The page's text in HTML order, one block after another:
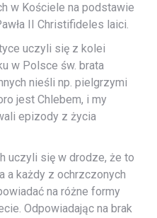
w Kościele na podstawie
II Christifideles laici.
uczyli się z kolei
w Polsce św. brata
nieśli np. pielgrzymi
jest Chlebem, i my
epizody z życia
uczyli się w drodze, że to
a każdy z ochrzczonych
na różne formy
Odpowiadając na brak